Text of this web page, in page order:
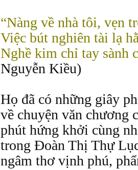
“Nàng về nhà tôi, vẹn
Việc bút nghiên tài lạ
Nghề kim chỉ tay sành
Nguyễn Kiều)
Họ đã có những giây
về chuyện văn chương
phút hứng khởi cùng
trong Đoàn Thị Thự
ngâm thơ vịnh phú,